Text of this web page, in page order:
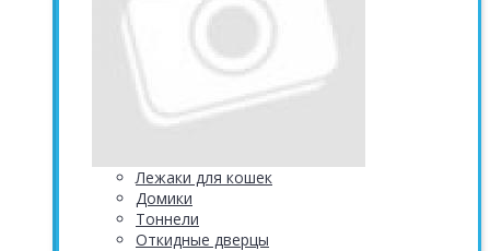
Лежаки для кошек
Домики
Тоннели
Откидные дверцы